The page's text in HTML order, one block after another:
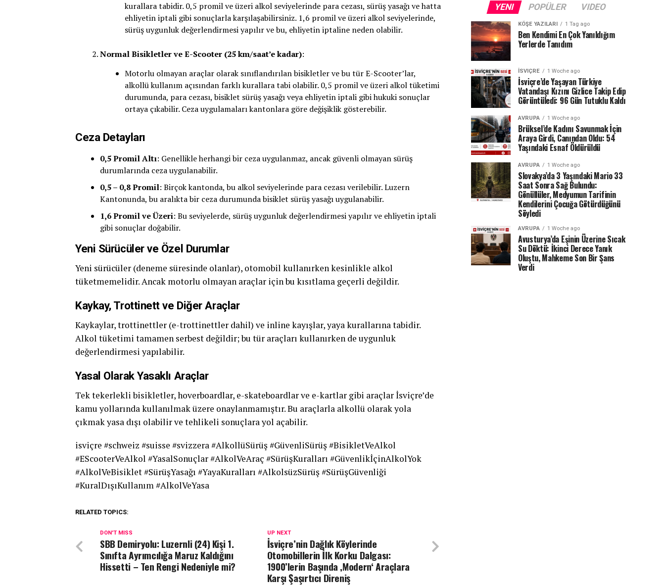
kurallara tabidir. 0,5 promil ve üzeri alkol seviyelerinde para cezası, sürüş yasağı ve hatta
ehliyetin iptali gibi sonuçlarla karşılaşabilirsiniz. 1,6 promil ve üzeri alkol seviyelerinde,
sürüş uygunluk değerlendirmesi yapılır ve bu, ehliyetin iptaline neden olabilir.
Normal Bisikletler ve E-Scooter (25 km/saat’e kadar):
Motorlu olmayan araçlar olarak sınıflandırılan bisikletler ve bu tür E-Scooter’lar,
alkollü kullanım açısından farklı kurallara tabi olabilir. 0,5 promil ve üzeri alkol tüketimi
durumunda, para cezası, bisiklet sürüş yasağı veya ehliyetin iptali gibi hukuki sonuçlar
ortaya çıkabilir. Ceza uygulamaları kantonlara göre değişiklik gösterebilir.
Ceza Detayları
0,5 Promil Altı: Genellikle herhangi bir ceza uygulanmaz, ancak güvenli olmayan sürüş
durumlarında ceza uygulanabilir.
0,5 – 0,8 Promil: Birçok kantonda, bu alkol seviyelerinde para cezası verilebilir. Luzern
Kantonunda, bu aralıkta bir ceza durumunda bisiklet sürüş yasağı uygulanabilir.
1,6 Promil ve Üzeri: Bu seviyelerde, sürüş uygunluk değerlendirmesi yapılır ve ehliyetin iptali
gibi sonuçlar doğabilir.
Yeni Sürücüler ve Özel Durumlar
Yeni sürücüler (deneme süresinde olanlar), otomobil kullanırken kesinlikle alkol
tüketmemelidir. Ancak motorlu olmayan araçlar için bu kısıtlama geçerli değildir.
Kaykay, Trottinett ve Diğer Araçlar
Kaykaylar, trottinettler (e-trottinettler dahil) ve inline kayışlar, yaya kurallarına tabidir.
Alkol tüketimi tamamen serbest değildir; bu tür araçları kullanırken de uygunluk
değerlendirmesi yapılabilir.
Yasal Olarak Yasaklı Araçlar
Tek tekerlekli bisikletler, hoverboardlar, e-skateboardlar ve e-kartlar gibi araçlar İsviçre’de
kamu yollarında kullanılmak üzere onaylanmamıştır. Bu araçlarla alkollü olarak yola
çıkmak yasa dışı olabilir ve tehlikeli sonuçlara yol açabilir.
isviçre #schweiz #suisse #svizzera #AlkollüSürüş #GüvenliSürüş #BisikletVeAlkol
#EScooterVeAlkol #YasalSonuçlar #AlkolVeAraç #SürüşKuralları #GüvenlikİçinAlkolYok
#AlkolVeBisiklet #SürüşYasağı #YayaKuralları #AlkolsüzSürüş #SürüşGüvenliği
#KuralDışıKullanım #AlkolVeYasa
RELATED TOPICS:
UP NEXT
İsviçre’nin Dağlık Köylerinde
Otomobillerin İlk Korku Dalgası:
1900’lerin Başında ‚Modern‘ Araçlara
Karşı Şaşırtıcı Direniş
DON'T MISS
SBB Demiryolu: Luzernli (24) Kişi 1.
Sınıfta Ayrımcılığa Maruz Kaldığını
Hissetti – Ten Rengi Nedeniyle mi?
YENI POPÜLER VIDEO
KÖŞE YAZILARI 1 Tag ago
Ben Kendimi En Çok Yanıldığım
Yerlerde Tanıdım
İSVIÇRE 1 Woche ago
İsviçre’de Yaşayan Türkiye
Vatandaşı Kızını Gizlice Takip Edip
Görüntüledi: 96 Gün Tutuklu Kaldı
AVRUPA 1 Woche ago
Brüksel’de Kadını Savunmak İçin
Araya Girdi, Canından Oldu: 54
Yaşındaki Esnaf Öldürüldü
AVRUPA 1 Woche ago
Slovakya’da 3 Yaşındaki Mario 33
Saat Sonra Sağ Bulundu:
Gönüllüler, Medyumun Tarifinin
Kendilerini Çocuğa Götürdüğünü
Söyledi
AVRUPA 1 Woche ago
Avusturya’da Eşinin Üzerine Sıcak
Su Döktü: İkinci Derece Yanık
Oluştu, Mahkeme Son Bir Şans
Verdi